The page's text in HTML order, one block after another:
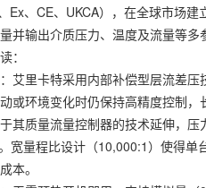
Ex、CE、UKCA），在全球市场
并输出介质压力、温度及流量等多
：
里卡特采用内部补偿型层流差压
或环境变化时仍保持高精度控制
质量流量控制器的技术延伸，压
宽量程比设计（10,000:1）使得
本。